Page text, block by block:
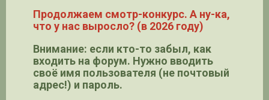
Продолжаем смотр-конкурс. А ну-ка,
что у нас выросло? (в 2026 году)
Внимание: если кто-то забыл, как
входить на форум. Нужно вводить
своё имя пользователя (не почтовый
адрес!) и пароль.